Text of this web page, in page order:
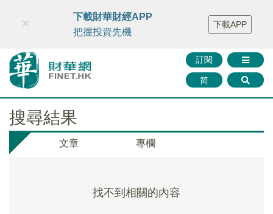
財華智庫網 FINTV FINMETA 財華證券 媒體矩陣
智庫沙龍
聯絡我們
訂閱
简
×
下載財華財經APP
把握投資先機
下載APP
搜尋結果
文章 專欄
找不到相關的內容